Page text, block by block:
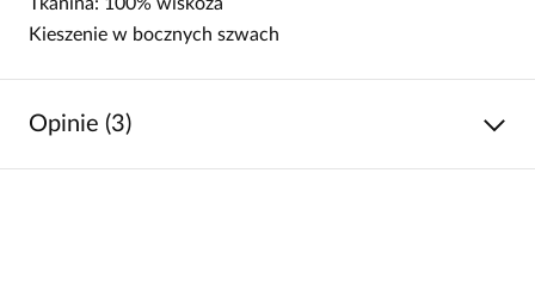
Kieszenie w bocznych szwach
Opinie (3)